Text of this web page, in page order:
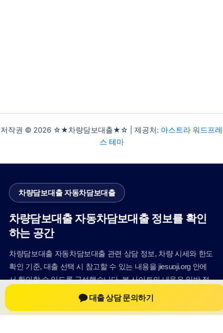
저작권 © 2026 ☆★차량담보대출★☆ | 제공처: 아스트라 워드프레
스 테마
차량담보대출 자동차담보대출
차량담보대출 자동차담보대출 정보를 확인
하는 공간
차량담보대출 자동차담보대출 관련 상담 정보, 차량 시세와 한도
확인 기준, 대출 선택 시 참고할 수 있는 내용을 jiesuoji.org 안에
서 확인할 수 있도록 구성했습니다. 본 사이트의 내용은 일반 정
보 제공을 위한 자료이며, 실제 가능 여부와 조건은 금융사 심사
및 상담을 통해 확인하는 것이 필요합니다.
대출 상담 문의하기